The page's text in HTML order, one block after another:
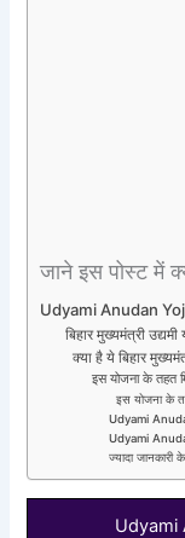
जाने इस पोस्ट में
Udyami Anudan
बिहार मुख्यमंत्री
क्या है ये बिहार
इस योजना के तहत
इस योजना के
Udyami
Udyami
ज्यादा
Udyami